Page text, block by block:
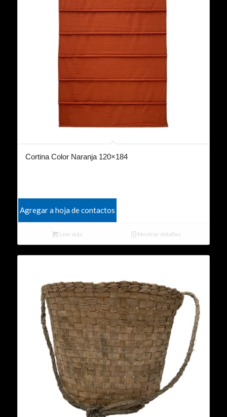
Cortina Color Naranja 120×184
Agregar a hoja de contactos
Leer más Mostrar detalles